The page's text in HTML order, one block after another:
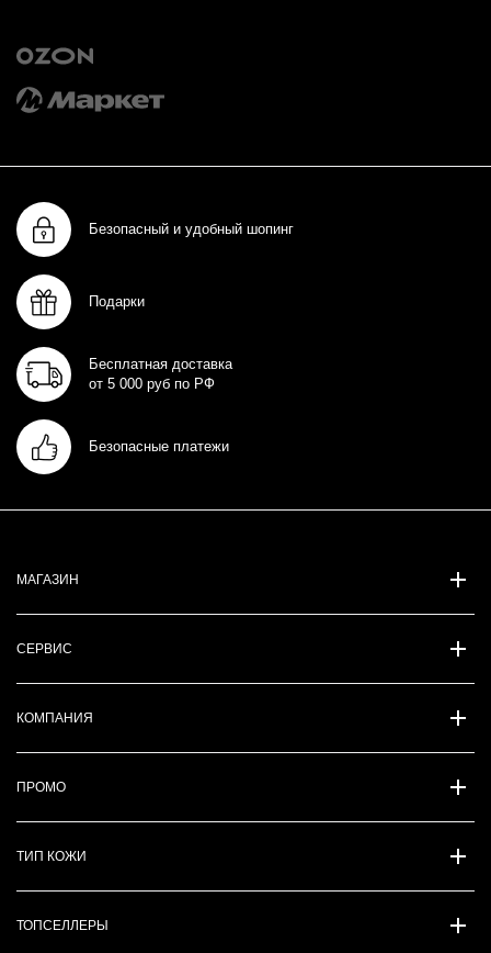
Безопасный и удобный шопинг
Подарки
Бесплатная доставка
от 5 000 руб по РФ
Безопасные платежи
МАГАЗИН
СЕРВИС
КОМПАНИЯ
ПРОМО
ТИП КОЖИ
ТОПСЕЛЛЕРЫ